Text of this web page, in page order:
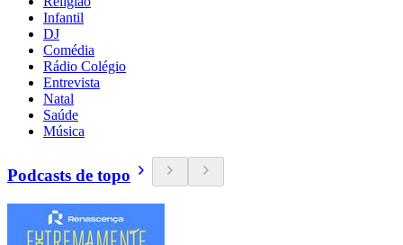
Infantil
DJ
Comédia
Rádio Colégio
Entrevista
Natal
Saúde
Música
Podcasts de topo